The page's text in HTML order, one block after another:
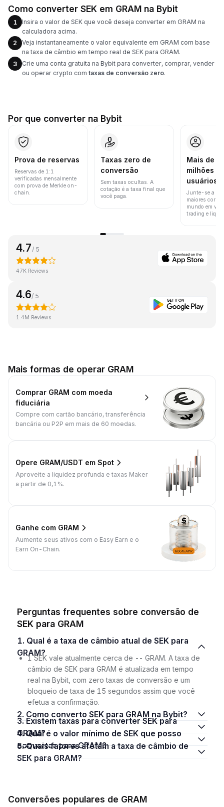
Como converter SEK em GRAM na Bybit
1
Insira o valor de SEK que você deseja converter em GRAM na
calculadora acima.
2
Veja instantaneamente o valor equivalente em GRAM com base
na taxa de câmbio em tempo real de SEK para GRAM.
3
Crie uma conta gratuita na Bybit para converter, comprar, vender
ou operar crypto com taxas de conversão zero.
Por que converter na Bybit
Prova de reservas
Reservas de 1:1
verificadas mensalmente
com prova de Merkle on-
chain.
Taxas zero de
conversão
Sem taxas ocultas. A
cotação é a taxa final que
você paga.
Mais de
milhões
usuários
Junte-se a
maiores
mundo em
trading e
4.7 / 5
47K Reviews
4.6/ 5
1.4M Reviews
Mais formas de operar GRAM
Comprar GRAM com moeda
fiduciária
Compre com cartão bancário, transferência
bancária ou P2P em mais de 60 moedas.
Opere GRAM/USDT em Spot
Aproveite a liquidez profunda e taxas Maker
a partir de 0,1%.
Ganhe com GRAM
Aumente seus ativos com o Easy Earn e o
Earn On-Chain.
Perguntas frequentes sobre conversão de
SEK para GRAM
1. Qual é a taxa de câmbio atual de SEK para
GRAM?
1 SEK vale atualmente cerca de -- GRAM. A taxa de
câmbio de SEK para GRAM é atualizada em tempo
real na Bybit, com zero taxas de conversão e um
bloqueio de taxa de 15 segundos assim que você
efetua a confirmação.
2. Como converto SEK para GRAM na Bybit?
3. Existem taxas para converter SEK para
GRAM?
4. Qual é o valor mínimo de SEK que posso
converter para GRAM?
5. Quais fatores afetam a taxa de câmbio de
SEK para GRAM?
Conversões populares de GRAM